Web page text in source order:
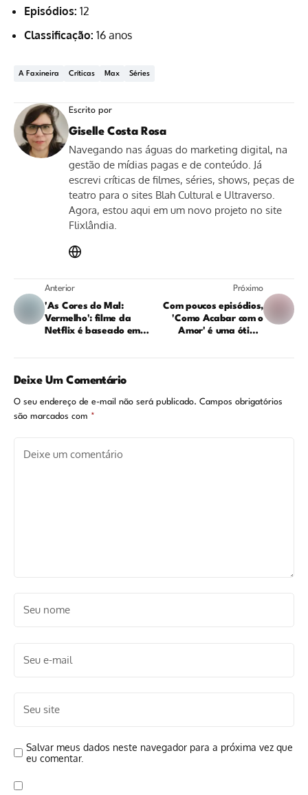
Episódios: 12
Classificação: 16 anos
A Faxineira Críticas Max Séries
Escrito por
Giselle Costa Rosa
Navegando nas águas do marketing digital, na
gestão de mídias pagas e de conteúdo. Já
escrevi críticas de filmes, séries, shows, peças de
teatro para o sites Blah Cultural e Ultraverso.
Agora, estou aqui em um novo projeto no site
Flixlândia.
Anterior
'As Cores do Mal:
Vermelho': filme da
Netflix é baseado em
Próximo
Com poucos episódios,
'Como Acabar com o
Amor' é uma ótima
Deixe Um Comentário
O seu endereço de e-mail não será publicado. Campos obrigatórios
são marcados com *
Salvar meus dados neste navegador para a próxima vez que
eu comentar.